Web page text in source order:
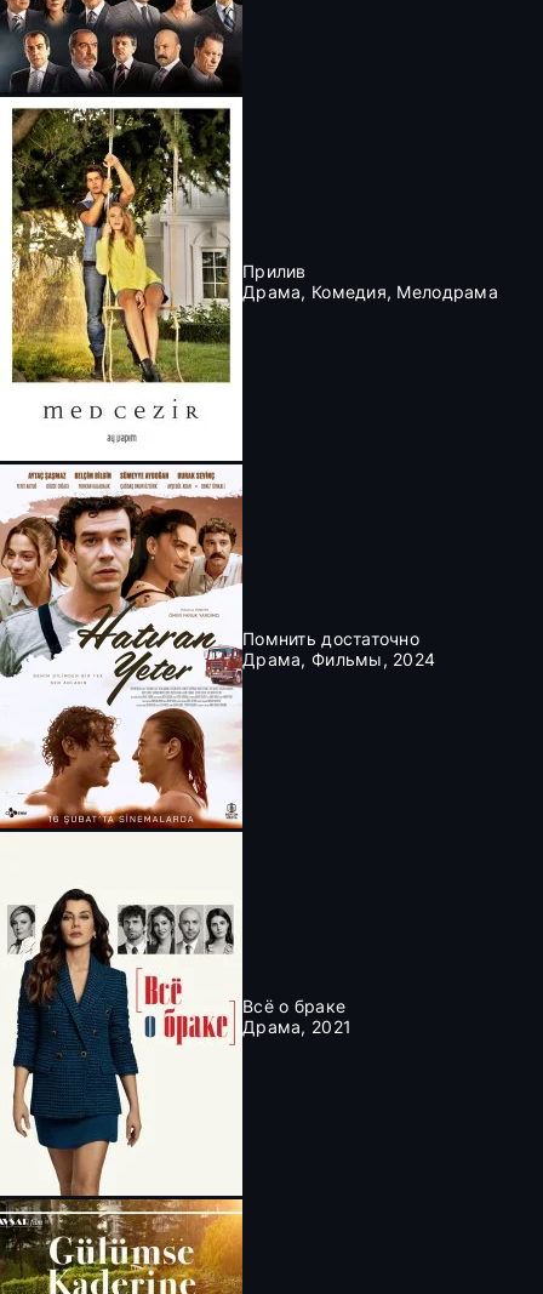
Прилив
Драма, Комедия, Мелодрама
Помнить достаточно
Драма, Фильмы, 2024
Всё о браке
Драма, 2021